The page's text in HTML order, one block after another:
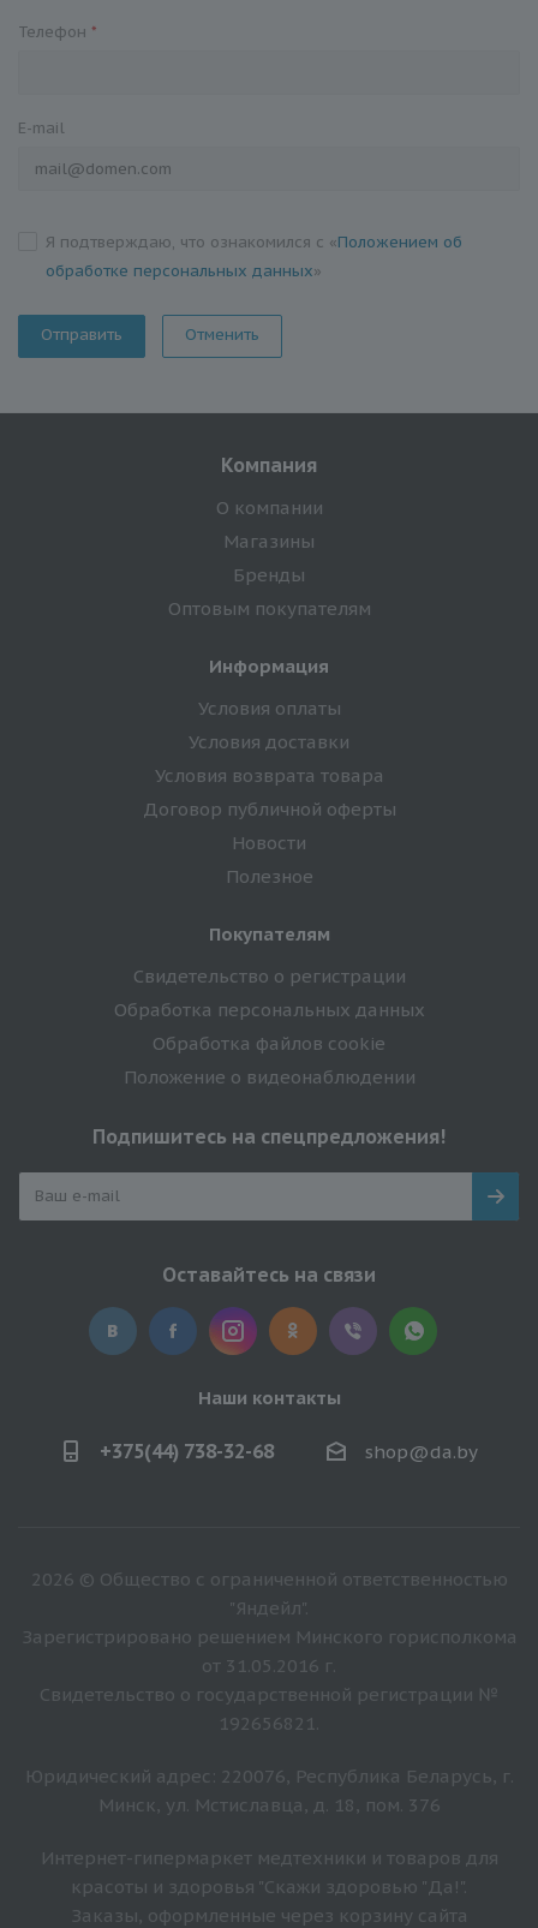
Телефон *
E-mail
Я подтверждаю, что ознакомился с «Положением об
обработке персональных данных»
Отменить
Компания
О компании
Магазины
Бренды
Оптовым покупателям
Информация
Условия оплаты
Условия доставки
Условия возврата товара
Договор публичной оферты
Новости
Полезное
Покупателям
Свидетельство о регистрации
Обработка персональных данных
Обработка файлов cookie
Положение о видеонаблюдении
Подпишитесь на спецпредложения!
Оставайтесь на связи
Наши контакты
+375(44) 738-32-68 shop@da.by
2026 © Общество с ограниченной ответственностью
"Яндейл".
Зарегистрировано решением Минского горисполкома
от 31.05.2016 г.
Свидетельство о государственной регистрации №
192656821.
Юридический адрес: 220076, Республика Беларусь, г.
Минск, ул. Мстиславца, д. 18, пом. 376
Интернет-гипермаркет медтехники и товаров для
красоты и здоровья "Скажи здоровью "Да!".
Заказы, оформленные через корзину сайта